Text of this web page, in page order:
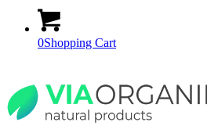
0Shopping Cart